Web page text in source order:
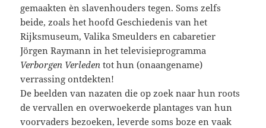
gemaakten èn slavenhouders tegen. Soms zelfs
beide, zoals het hoofd Geschiedenis van het
Rijksmuseum, Valika Smeulders en cabaretier
Jörgen Raymann in het televisieprogramma
Verborgen Verleden tot hun (onaangename)
verrassing ontdekten!
De beelden van nazaten die op zoek naar hun roots
de vervallen en overwoekerde plantages van hun
voorvaders bezoeken, leverde soms boze en vaak